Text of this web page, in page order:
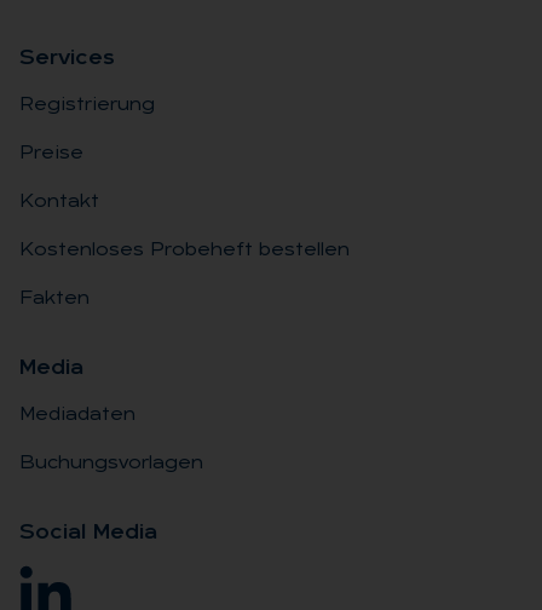
Ser­vices
Registrierung
Preise
Kontakt
Kostenloses Probeheft bestellen
Fakten
Me­dia
Mediadaten
Buchungsvorlagen
So­ci­al Me­dia